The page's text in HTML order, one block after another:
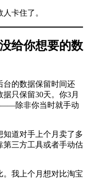
卡住了。
给你想要的数
台的数据保留时间还
只保留30天。你3月
——除非你当时就手动
道对手上个月卖了多
第三方工具或者手动估
我上个月想对比淘宝